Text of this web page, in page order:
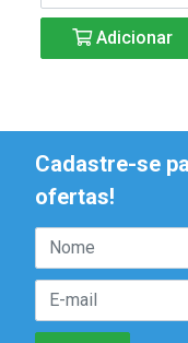
Adicionar
Cadastre-se
ofertas!